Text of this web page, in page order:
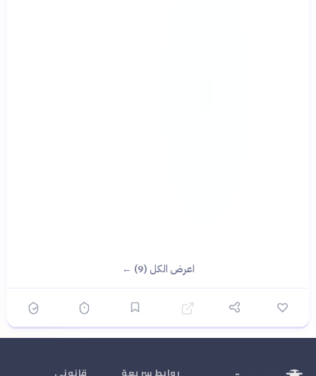
اعرض الكل (9) ←
روابط سريعة قانوني